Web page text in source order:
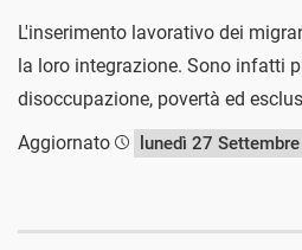
L'inserimento lavorativo dei
la loro integrazione. Sono infatti
disoccupazione, povertà ed
Aggiornato
lunedì 27